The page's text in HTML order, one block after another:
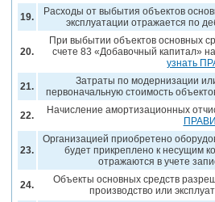
19.
Расходы от выбытия объектов
эксплуатации отражается по
20.
При выбытии объектов основных
счете 83 «Добавочный капитал»
узнать
21.
Затраты по модернизации
первоначальную стоимость
22. Начисление амортизационных
23.
Организацией приобретено
будет прикреплено к несущим
отражаются в учете
24.
Объекты основных средств
производство или